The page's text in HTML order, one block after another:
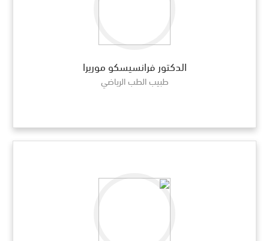
الدكتور فرانسيسكو موريرا
طبيب الطب الرياضي